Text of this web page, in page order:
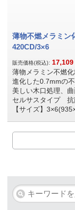
薄物不燃メラミ
420CD/3×6
販売価格(税込): 17,109
薄物メラミン不燃
進化した0.7mmの
美しい木口処理、
セルサスタイプ 抗
【サイズ】